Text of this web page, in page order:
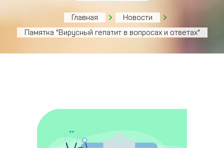
Главная
Новости
Памятка "Вирусный гепатит в вопросах и ответах"